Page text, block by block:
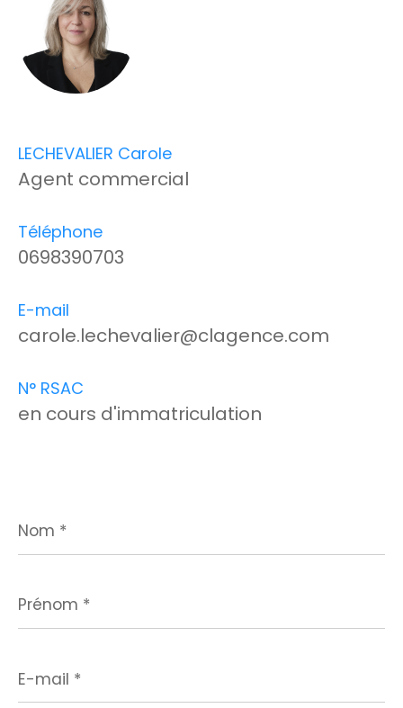
LECHEVALIER Carole
Agent commercial
Téléphone
0698390703
E-mail
carole.lechevalier@clagence.com
N° RSAC
en cours d'immatriculation
*
*
mail
*